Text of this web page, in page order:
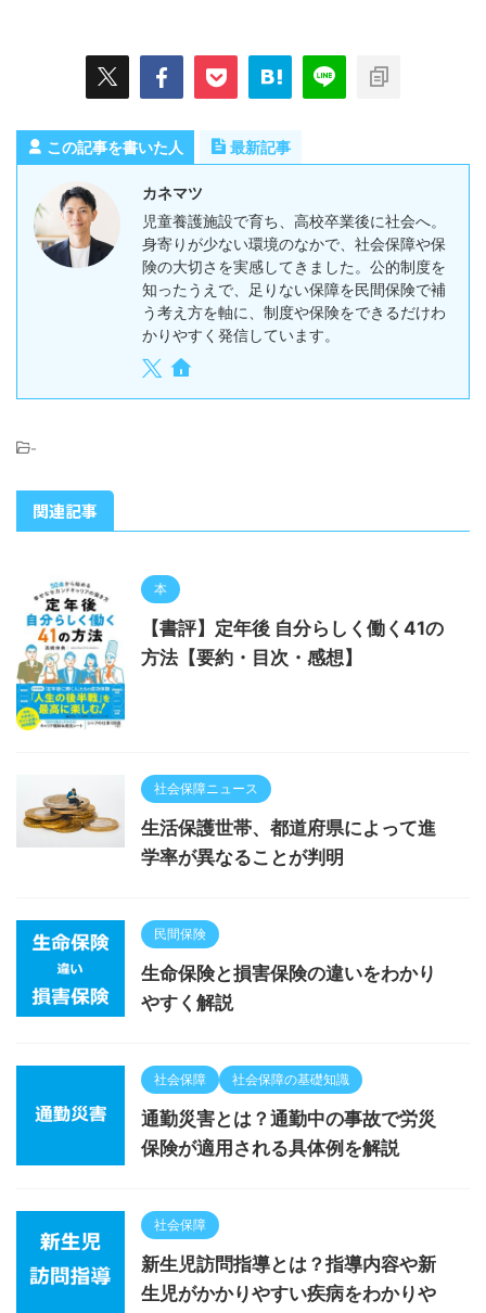
この記事を書いた人 最新記事
カネマツ
児童養護施設で育ち、高校卒業後に社会へ。
身寄りが少ない環境のなかで、社会保障や保
険の大切さを実感してきました。公的制度を
知ったうえで、足りない保障を民間保険で補
う考え方を軸に、制度や保険をできるだけわ
かりやすく発信しています。
-
関連記事
本
【書評】定年後 自分らしく働く41の
方法【要約・目次・感想】
社会保障ニュース
生活保護世帯、都道府県によって進
学率が異なることが判明
民間保険
生命保険と損害保険の違いをわかり
やすく解説
社会保障 社会保障の基礎知識
通勤災害とは？通勤中の事故で労災
保険が適用される具体例を解説
社会保障
新生児訪問指導とは？指導内容や新
生児がかかりやすい疾病をわかりや